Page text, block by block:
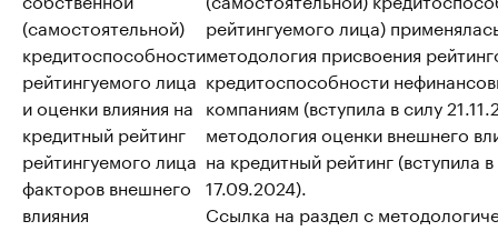
(самостоятельной)
кредитоспособности
рейтингуемого лица
и оценки влияния на
кредитный рейтинг
рейтингуемого лица
факторов внешнего
влияния
рейтингуемого лица)
методология присвоения
кредитоспособности
компаниям (вступила в силу
методология оценки внешнего
на кредитный рейтинг (вступила
17.09.2024).
Ссылка на раздел с